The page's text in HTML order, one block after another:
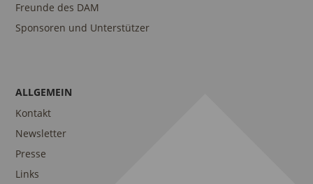
Freunde des DAM
Sponsoren und Unterstützer
ALLGEMEIN
Kontakt
Newsletter
Presse
Links